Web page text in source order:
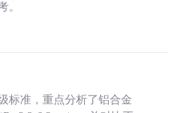
。
标准，重点分析了铝合金